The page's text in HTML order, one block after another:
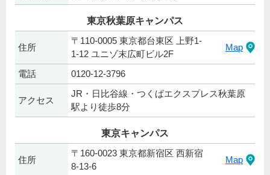
東京秋葉原キャンパス
住所
〒110-0005 東京都台東区 上野1-
1-12 ユニゾ末広町ビル2F
Map
電話 0120-12-3796
アクセス
JR・日比谷線・つくばエクスプレス秋葉原
駅より徒歩8分
東京キャンパス
住所
〒160-0023 東京都新宿区 西新宿
8-13-6
Map